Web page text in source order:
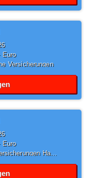
Euro
Versicherungen
Euro
Handy